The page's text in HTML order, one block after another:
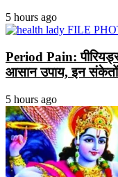
5 hours ago
Period Pain:
आसान उपाय, इन
5 hours ago